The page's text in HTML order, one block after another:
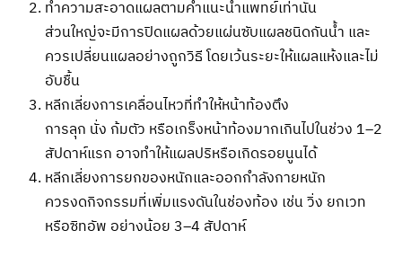
ทำความสะอาดแผลตามคำแนะนำแพทย์เท่านั้น
ส่วนใหญ่จะมีการปิดแผลด้วยแผ่นซับแผลชนิดกันน้ำ และ
ควรเปลี่ยนแผลอย่างถูกวิธี โดยเว้นระยะให้แผลแห้งและไม่
อับชื้น
หลีกเลี่ยงการเคลื่อนไหวที่ทำให้หน้าท้องตึง
การลุก นั่ง ก้มตัว หรือเกร็งหน้าท้องมากเกินไปในช่วง 1–2
สัปดาห์แรก อาจทำให้แผลปริหรือเกิดรอยนูนได้
หลีกเลี่ยงการยกของหนักและออกกำลังกายหนัก
ควรงดกิจกรรมที่เพิ่มแรงดันในช่องท้อง เช่น วิ่ง ยกเวท
หรือซิทอัพ อย่างน้อย 3–4 สัปดาห์